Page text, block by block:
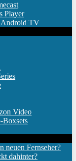
Player
Android TV
Video
Boxsets
neuen Fernseher?
dahinter?